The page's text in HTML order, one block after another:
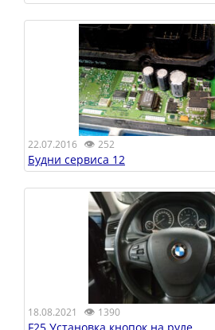
22.07.2016 👁 252
Будни сервиса 12
18.08.2021 👁 1390
F25 Установка кнопок на руле